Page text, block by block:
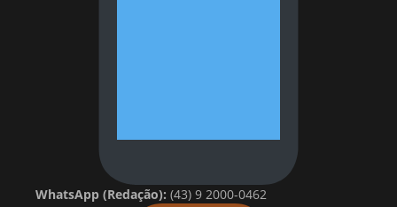
WhatsApp (Redação): (43) 9 2000-0462